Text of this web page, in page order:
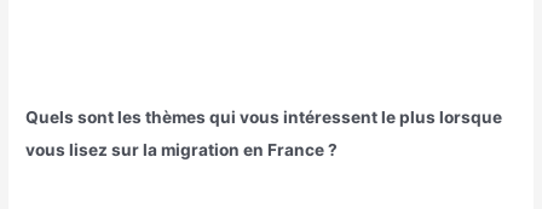
Quels sont les thèmes qui vous intéressent le plus lorsque
vous lisez sur la migration en France ?